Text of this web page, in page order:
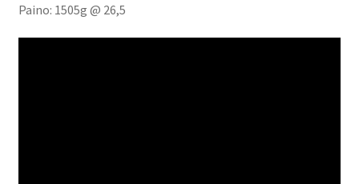
Paino: 1505g @ 26,5